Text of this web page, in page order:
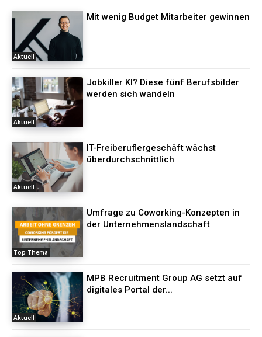
Aktuell
Mit wenig Budget Mitarbeiter gewinnen
Aktuell
Jobkiller KI? Diese fünf Berufsbilder
werden sich wandeln
Aktuell
IT-Freiberuflergeschäft wächst
überdurchschnittlich
Top Thema
Umfrage zu Coworking-Konzepten in
der Unternehmenslandschaft
Aktuell
MPB Recruitment Group AG setzt auf
digitales Portal der...